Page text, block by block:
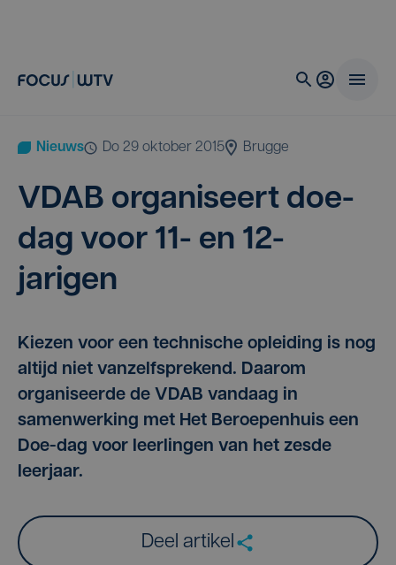
Nieuws do 29 oktober 2015 Brugge
VDAB orga­ni­seert doe­
dag voor 11- en 12-
jarigen
Kiezen voor een technische opleiding is nog
altijd niet vanzelfsprekend. Daarom
organiseerde de VDAB vandaag in
samenwerking met Het Beroepenhuis een
Doe-dag voor leerlingen van het zesde
leerjaar.
Deel artikel